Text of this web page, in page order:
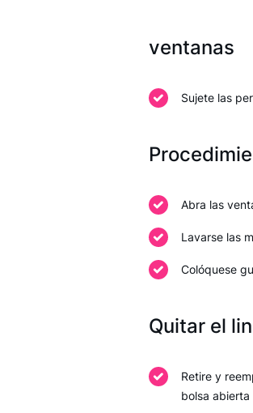
ventanas
Sujete las
Abra las
Lavarse las
Colóquese
Quitar el
Retire y
bolsa abierta